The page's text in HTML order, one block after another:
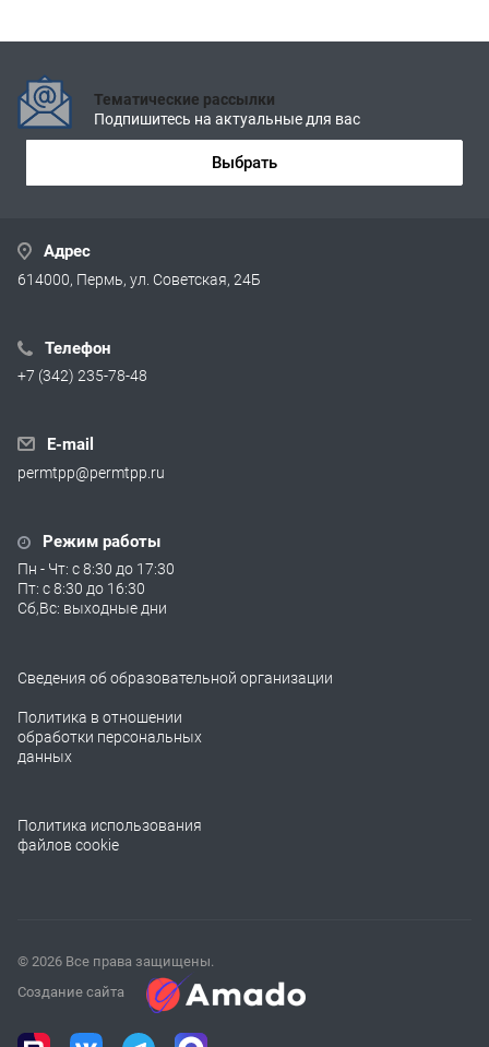
Тематические рассылки
Подпишитесь на актуальные для вас
Выбрать
Адрес
614000, Пермь, ул. Советская, 24Б
Телефон
+7 (342) 235-78-48
E-mail
permtpp@permtpp.ru
Режим работы
Пн - Чт: с 8:30 до 17:30
Пт: с 8:30 до 16:30
Сб,Вс: выходные дни
Сведения об образовательной организации
Политика в отношении
обработки персональных
данных
Политика использования
файлов cookie
© 2026 Все права защищены.
Создание сайта